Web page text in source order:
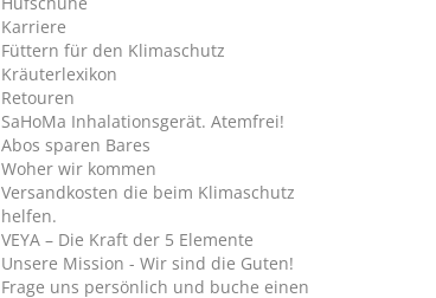
Karriere
Füttern für den Klimaschutz
Kräuterlexikon
Retouren
SaHoMa Inhalationsgerät. Atemfrei!
Abos sparen Bares
Woher wir kommen
Versandkosten die beim Klimaschutz
helfen.
VEYA – Die Kraft der 5 Elemente
Unsere Mission - Wir sind die Guten!
Frage uns persönlich und buche einen